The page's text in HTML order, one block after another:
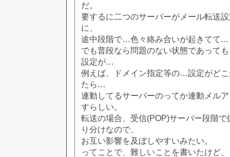
だ。
要するに二つのサーバーがメール転送
に、
途中段階で…色々絡み合いが起きてて…
でも普段なら問題のない状態であって
設定が…
例えば、ドメイン指定等の…設定がど
たら…
連動してるサーバーのってか連動メル
すらしい。
転送の場合、受信(POP)サーバー段階
り分けなので、
お互い影響を及ぼしやすいみたい。
ってことで、難しいことを書いたけど